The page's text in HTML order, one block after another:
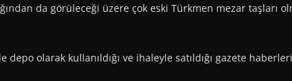
da görüleceği üzere çok eski Türkmen mezar taşları
depo olarak kullanıldığı ve ihaleyle satıldığı gazete